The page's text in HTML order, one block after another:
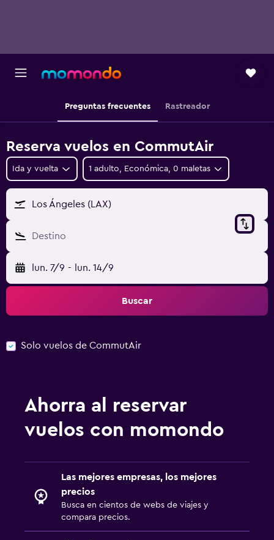
Preguntas frecuentes Rastreador
Reserva vuelos en CommutAir
Ida y vuelta 1 adulto, Económica, 0 maletas
Los Ángeles (LAX)
Destino
lun. 7/9 - lun. 14/9
Buscar
Solo vuelos de CommutAir
Ahorra al reservar
vuelos con momondo
Las mejores empresas, los mejores
precios
Busca en cientos de webs de viajes y
compara precios.